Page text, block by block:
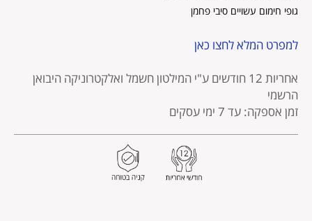
גופי חימום עשויים סיבי פחמן
למפרט המלא לחצו כאן
אחריות 12 חודשים
ע"י המילטון חשמל ואלקטרוניקה היבואן
הרשמי
זמן אספקה: עד 7 ימי עסקים